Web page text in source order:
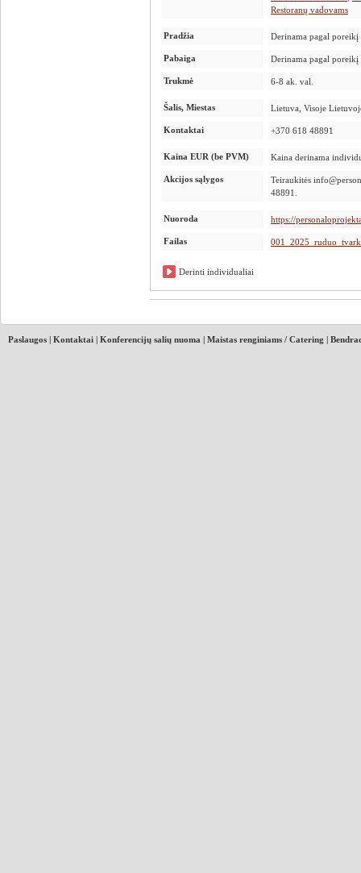
Restoranų vadovams
Pradžia Derinama pagal poreikį
Pabaiga Derinama pagal poreikį
Trukmė 6-8 ak. val.
Šalis, Miestas Lietuva, Visoje
Kontaktai +370 618 48891
Kaina EUR (be PVM) Kaina derinama
Akcijos sąlygos
Teiraukitės
48891.
Nuoroda https://
Failas
Derinti individualiai
Paslaugos | Kontaktai | Konferencijų salių nuoma | Maistas renginiams / Catering |